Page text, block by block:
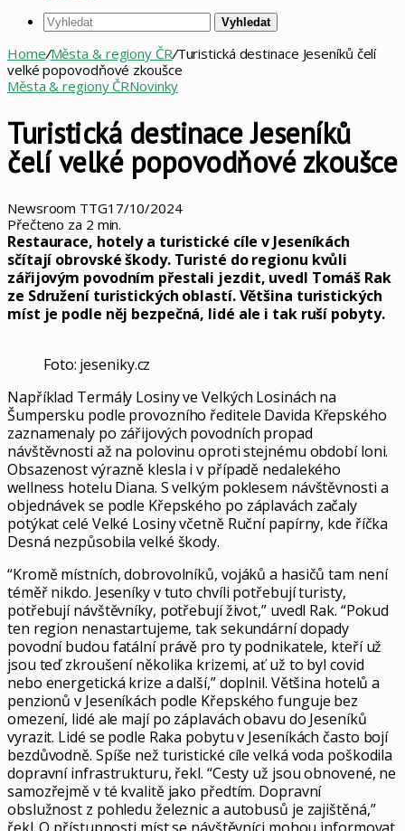
Vyhledat
Home/Města & regiony ČR/Turistická destinace Jeseníků čelí
velké popovodňové zkoušce
Města & regiony ČRNovinky
Turistická destinace Jeseníků
čelí velké popovodňové zkoušce
Newsroom TTG17/10/2024
Přečteno za 2 min.
Restaurace, hotely a turistické cíle v Jeseníkách
sčítají obrovské škody. Turisté do regionu kvůli
zářijovým povodním přestali jezdit, uvedl Tomáš Rak
ze Sdružení turistických oblastí. Většina turistických
míst je podle něj bezpečná, lidé ale i tak ruší pobyty.
Foto: jeseniky.cz
Například Termály Losiny ve Velkých Losinách na
Šumpersku podle provozního ředitele Davida Křepského
zaznamenaly po zářijových povodních propad
návštěvnosti až na polovinu oproti stejnému období loni.
Obsazenost výrazně klesla i v případě nedalekého
wellness hotelu Diana. S velkým poklesem návštěvnosti a
objednávek se podle Křepského po záplavách začaly
potýkat celé Velké Losiny včetně Ruční papírny, kde říčka
Desná nezpůsobila velké škody.
“Kromě místních, dobrovolníků, vojáků a hasičů tam není
téměř nikdo. Jeseníky v tuto chvíli potřebují turisty,
potřebují návštěvníky, potřebují život,” uvedl Rak. “Pokud
ten region nenastartujeme, tak sekundární dopady
povodní budou fatální právě pro ty podnikatele, kteří už
jsou teď zkroušení několika krizemi, ať už to byl covid
nebo energetická krize a další,” doplnil. Většina hotelů a
penzionů v Jeseníkách podle Křepského funguje bez
omezení, lidé ale mají po záplavách obavu do Jeseníků
vyrazit. Lidé se podle Raka pobytu v Jeseníkách často bojí
bezdůvodně. Spíše než turistické cíle velká voda poškodila
dopravní infrastrukturu, řekl. “Cesty už jsou obnovené, ne
samozřejmě v té kvalitě jako předtím. Dopravní
obslužnost z pohledu železnic a autobusů je zajištěná,”